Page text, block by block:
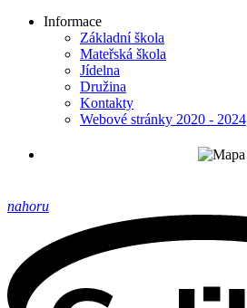
Informace
Základní škola
Mateřská škola
Jídelna
Družina
Kontakty
Webové stránky 2020 - 2024
nahoru